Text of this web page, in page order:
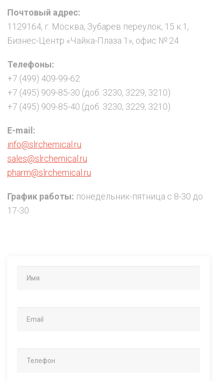
Почтовый адрес:
1129164, г. Москва, Зубарев переулок, 15 к.1,
Бизнес-Центр «Чайка-Плаза 1», офис № 24
Телефоны:
+7 (499) 409-99-62
+7 (495) 909-85-30 (доб. 3230, 3229, 3210)
+7 (495) 909-85-40 (доб. 3230, 3229, 3210)
E-mail:
info@slrchemical.ru
sales@slrchemical.ru
pharm@slrchemical.ru
График работы: понедельник-пятница с 8-30 до
17-30